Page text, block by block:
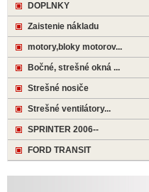
DOPLNKY
Zaistenie nákladu
motory,bloky motorov...
Bočné, strešné okná ...
Strešné nosiče
Strešné ventilátory...
SPRINTER 2006--
FORD TRANSIT